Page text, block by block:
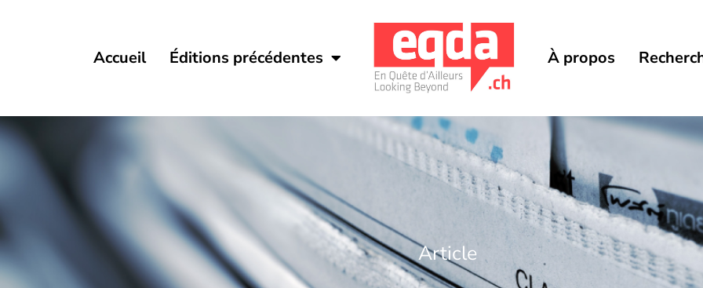
Accueil Éditions précédentes À propos
Article